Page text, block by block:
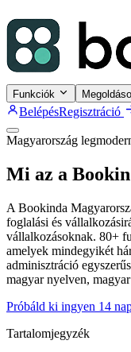
Funkciók
BelépésRegisztráció
Magyarország
Mi az a
A Bookinda
foglalási és
vállalkozásoknak. 80+
amelyek mindegyikét
adminisztráció
magyar nyelven,
Próbáld ki ingyen 14
Tartalomjegyzék